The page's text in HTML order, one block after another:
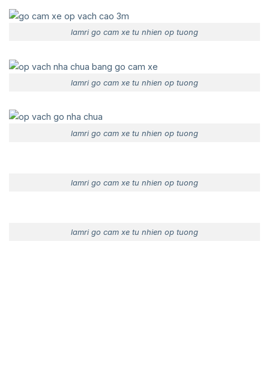
lamri go cam xe tu nhien op tuong
lamri go cam xe tu nhien op tuong
lamri go cam xe tu nhien op tuong
lamri go cam xe tu nhien op tuong
lamri go cam xe tu nhien op tuong